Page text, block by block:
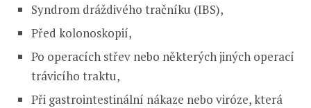
Syndrom dráždivého tračníku (IBS),
Před kolonoskopií,
Po operacích střev nebo některých jiných operací
trávicího traktu,
Při gastrointestinální nákaze nebo viróze, která